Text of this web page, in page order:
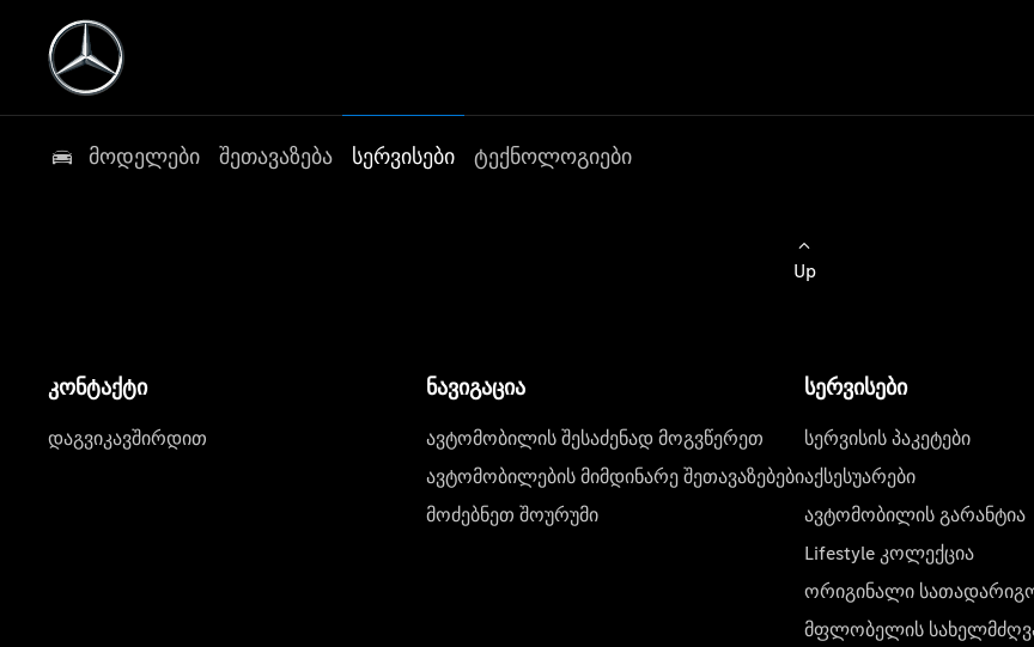
მოდელები შეთავაზება სერვისები ტექნოლოგიები
Up
კონტაქტი
დაგვიკავშირდით
ნავიგაცია
ავტომობილის შესაძენად მოგვწერეთ
ავტომობილების მიმდინარე შეთავაზებები
მოძებნეთ შოურუმი
სერვისები
სერვისის პაკეტები
აქსესუარები
ავტომობილის გარანტია
Lifestyle კოლექცია
ორიგინალი
მფლობელის